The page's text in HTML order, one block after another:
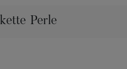
Perle